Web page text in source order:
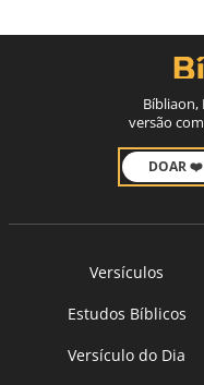
Bíbliaon,
versão
DOAR ❤️
Versículos
Estudos Bíblicos
Versículo do Dia